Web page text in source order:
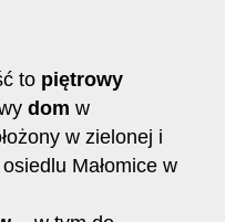
to piętrowy
dom w
w zielonej i
Małomice w